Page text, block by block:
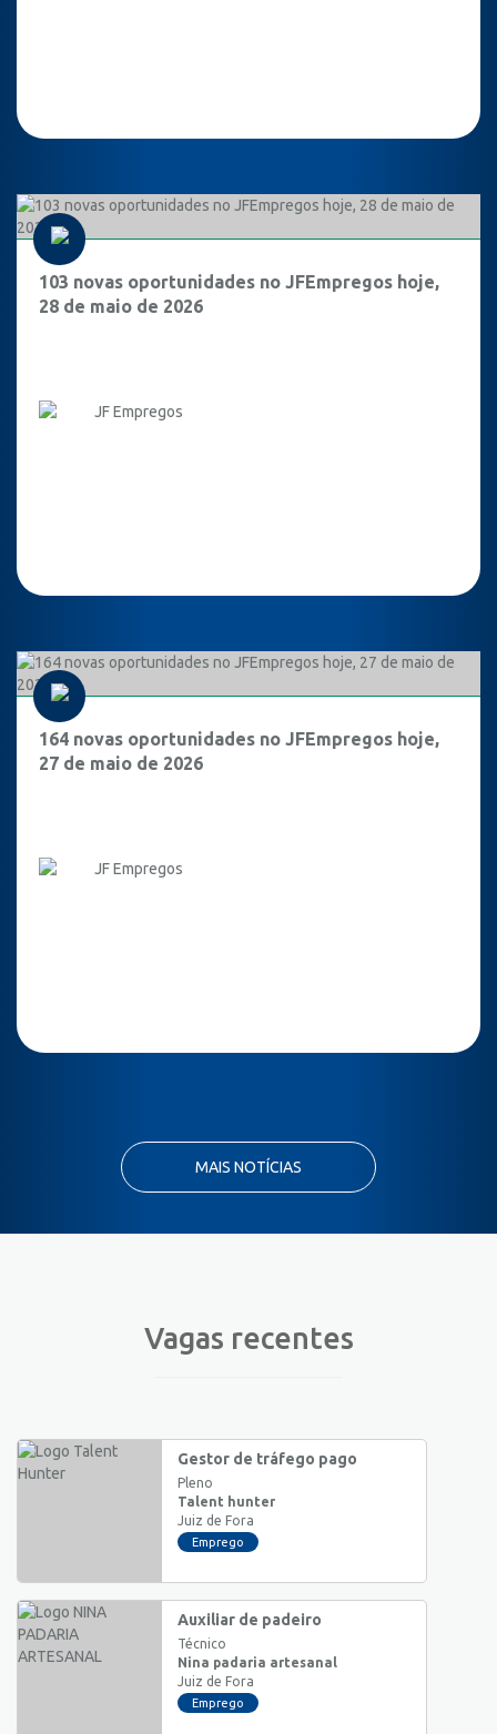
103 novas oportunidades no JFEmpregos hoje,
28 de maio de 2026
JF Empregos
164 novas oportunidades no JFEmpregos hoje,
27 de maio de 2026
JF Empregos
MAIS NOTÍCIAS
Vagas recentes
Gestor de tráfego pago
Pleno
Talent hunter
Juiz de Fora
Emprego
Auxiliar de padeiro
Técnico
Nina padaria artesanal
Juiz de Fora
Emprego